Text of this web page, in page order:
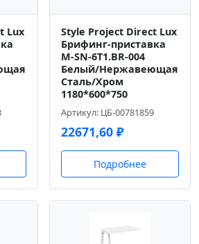
Lux
Style Project Direct Lux
Брифинг-приставка
M-SN-6T1.BR-004
Белый/Нержавеющая
Сталь/Хром
1180*600*750
Артикул: ЦБ-00781859
22671,60 ₽
Подробнее